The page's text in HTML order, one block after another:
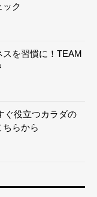
ック
を習慣に！TEAM
ぐ役立つカラダの
らから